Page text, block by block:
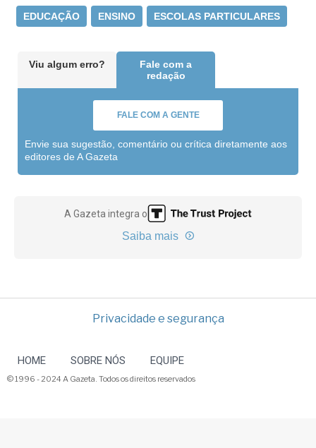
EDUCAÇÃO ENSINO ESCOLAS PARTICULARES
Viu algum erro?
Fale com a
redação
FALE COM A GENTE
Envie sua sugestão, comentário ou crítica diretamente aos
editores de A Gazeta
A Gazeta integra o
Saiba mais
Privacidade e segurança
HOME SOBRE NÓS EQUIPE
© 1996 - 2024 A Gazeta. Todos os direitos reservados